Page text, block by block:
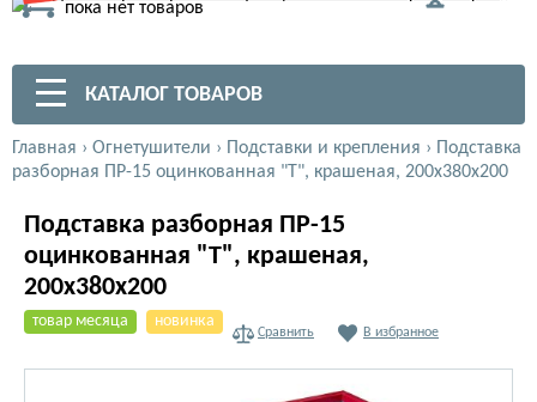
пока нет товаров
КАТАЛОГ ТОВАРОВ
Главная › Огнетушители › Подставки и крепления ›
Подставка
разборная ПР-15 оцинкованная "Т", крашеная, 200х380х200
Подставка разборная ПР-15
оцинкованная "Т", крашеная,
200х380х200
товар месяца новинка
Сравнить В избранное